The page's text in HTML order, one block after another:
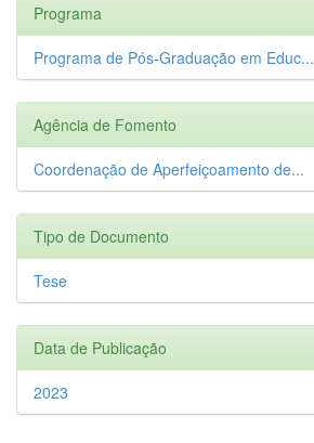
Programa
Programa de Pós-Graduação em Educ...
Agência de Fomento
Coordenação de Aperfeiçoamento de...
Tipo de Documento
Tese
Data de Publicação
2023